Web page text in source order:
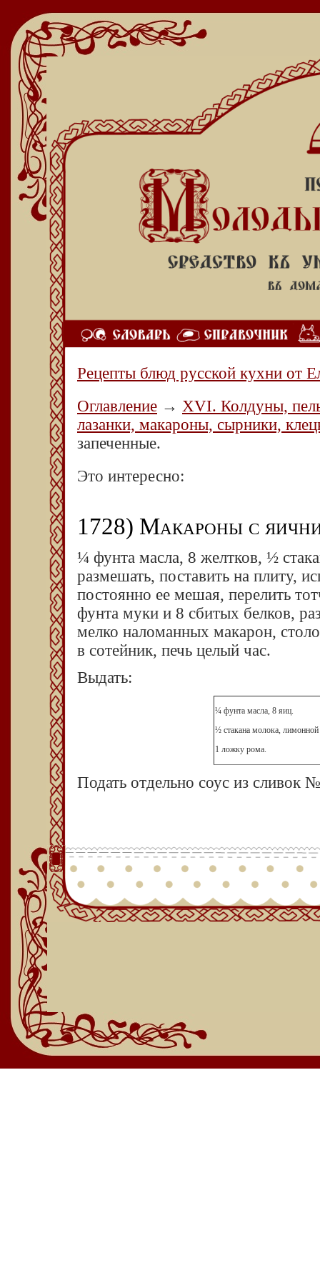
Рецепты блюд русской кухни от
Оглавление → XVI. Колдуны,
лазанки, макароны, сырники,
запеченные.
Это интересно:
1728) Макароны с
¼ фунта масла, 8 желтков, ½
размешать, поставить на плиту,
постоянно ее мешая, перелить
фунта муки и 8 сбитых белков,
мелко наломанных макарон,
в сотейник, печь целый час.
Выдать:
¼ фунта масла, 8 яиц.
½ стакана молока,
1 ложку рома.
Подать отдельно соус из